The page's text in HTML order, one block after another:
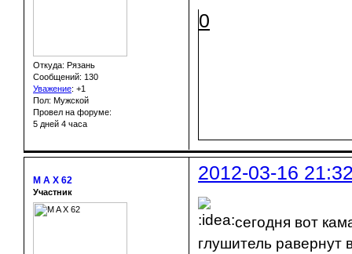
Откуда: Рязань
Сообщений: 130
Уважение: +1
Пол: Мужской
Провел на форуме:
5 дней 4 часа
0
2012-03-16
M A X 62
Участник
сегодня вот
глушитель равернут